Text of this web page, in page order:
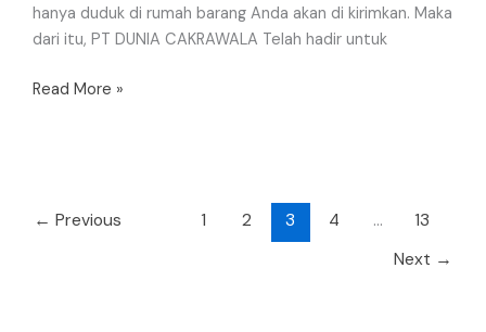
hanya duduk di rumah barang Anda akan di kirimkan. Maka
dari itu, PT DUNIA CAKRAWALA Telah hadir untuk
Read More »
← Previous 1 2 3 4 …
13
Next →